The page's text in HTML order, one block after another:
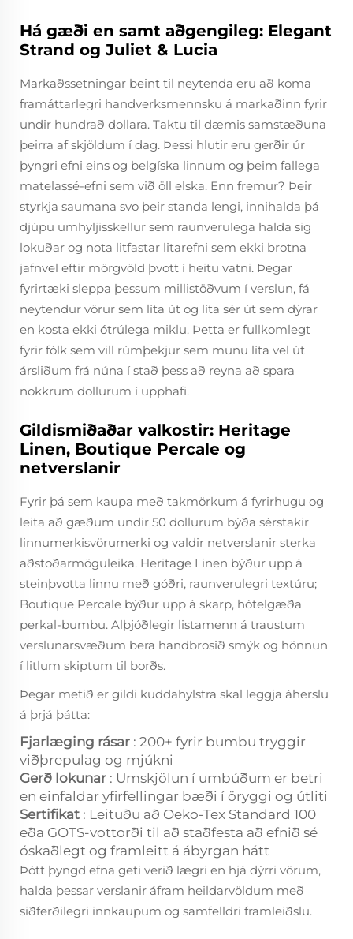
Há gæði en samt aðgengileg: Elegant
Strand og Juliet & Lucia
Markaðssetningar beint til neytenda eru að koma
framáttarlegri handverksmennsku á markaðinn fyrir
undir hundrað dollara. Taktu til dæmis samstæðuna
þeirra af skjöldum í dag. Þessi hlutir eru gerðir úr
þyngri efni eins og belgíska linnum og þeim fallega
matelassé-efni sem við öll elska. Enn fremur? Þeir
styrkja saumana svo þeir standa lengi, innihalda þá
djúpu umhyljisskellur sem raunverulega halda sig
lokuðar og nota litfastar litarefni sem ekki brotna
jafnvel eftir mörgvöld þvott í heitu vatni. Þegar
fyrirtæki sleppa þessum millistöðvum í verslun, fá
neytendur vörur sem líta út og líta sér út sem dýrar
en kosta ekki ótrúlega miklu. Þetta er fullkomlegt
fyrir fólk sem vill rúmþekjur sem munu líta vel út
ársliðum frá núna í stað þess að reyna að spara
nokkrum dollurum í upphafi.
Gildismiðaðar valkostir: Heritage
Linen, Boutique Percale og
netverslanir
Fyrir þá sem kaupa með takmörkum á fyrirhugu og
leita að gæðum undir 50 dollurum býða sérstakir
linnumerkisvörumerki og valdir netverslanir sterka
aðstoðarmöguleika. Heritage Linen býður upp á
steinþvotta linnu með góðri, raunverulegri textúru;
Boutique Percale býður upp á skarp, hótelgæða
perkal-bumbu. Alþjóðlegir listamenn á traustum
verslunarsvæðum bera handbrosið smýk og hönnun
í litlum skiptum til borðs.
Þegar metið er gildi kuddahylstra skal leggja áherslu
á þrjá þátta:
Fjarlæging rásar : 200+ fyrir bumbu tryggir
viðþrepulag og mjúkni
Gerð lokunar : Umskjölun í umbúðum er betri
en einfaldar yfirfellingar bæði í öryggi og útliti
Sertifikat : Leituðu að Oeko-Tex Standard 100
eða GOTS-vottorði til að staðfesta að efnið sé
óskaðlegt og framleitt á ábyrgan hátt
Þótt þyngd efna geti verið lægri en hjá dýrri vörum,
halda þessar verslanir áfram heildarvöldum með
siðferðilegri innkaupum og samfelldri framleiðslu.